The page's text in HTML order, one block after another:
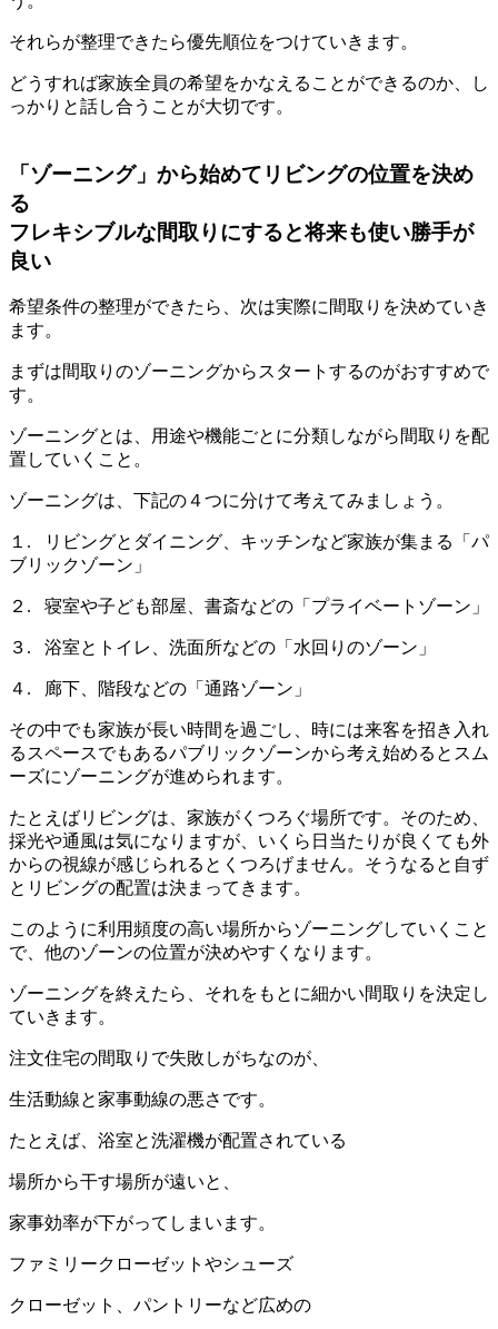
それらが整理できたら優先順位をつけていきます。
どうすれば家族全員の希望をかなえることができるのか、し
っかりと話し合うことが大切です。
「ゾーニング」から始めてリビングの位置を決め
る
フレキシブルな間取りにすると将来も使い勝手が
良い
希望条件の整理ができたら、次は実際に間取りを決めていき
ます。
まずは間取りのゾーニングからスタートするのがおすすめで
す。
ゾーニングとは、用途や機能ごとに分類しながら間取りを配
置していくこと。
ゾーニングは、下記の４つに分けて考えてみましょう。
１. リビングとダイニング、キッチンなど家族が集まる「パ
ブリックゾーン」
２. 寝室や子ども部屋、書斎などの「プライベートゾーン」
３. 浴室とトイレ、洗面所などの「水回りのゾーン」
４. 廊下、階段などの「通路ゾーン」
その中でも家族が長い時間を過ごし、時には来客を招き入れ
るスペースでもあるパブリックゾーンから考え始めるとスム
ーズにゾーニングが進められます。
たとえばリビングは、家族がくつろぐ場所です。そのため、
採光や通風は気になりますが、いくら日当たりが良くても外
からの視線が感じられるとくつろげません。そうなると自ず
とリビングの配置は決まってきます。
このように利用頻度の高い場所からゾーニングしていくこと
で、他のゾーンの位置が決めやすくなります。
ゾーニングを終えたら、それをもとに細かい間取りを決定し
ていきます。
注文住宅の間取りで失敗しがちなのが、
生活動線と家事動線の悪さです。
たとえば、浴室と洗濯機が配置されている
場所から干す場所が遠いと、
家事効率が下がってしまいます。
ファミリークローゼットやシューズ
クローゼット、パントリーなど広めの